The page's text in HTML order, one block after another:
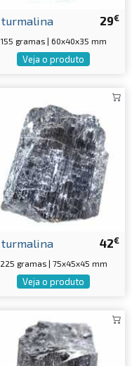
29€
turmalina
155 gramas | 60x40x35 mm
Veja o produto
42€
turmalina
225 gramas | 75x45x45 mm
Veja o produto